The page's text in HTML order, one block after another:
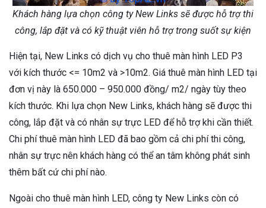
Khách hàng lựa chọn công ty New Links sẽ được hỗ trợ thi
công, lắp đặt và có kỹ thuật viên hỗ trợ trong suốt sự kiện
Hiện tại, New Links có dịch vụ cho thuê màn hình LED P3
với kích thước <= 10m2 và >10m2. Giá thuê màn hình LED tại
đơn vị này là 650.000 – 950.000 đồng/ m2/ ngày tùy theo
kích thước. Khi lựa chọn New Links, khách hàng sẽ được thi
công, lắp đặt và có nhân sự trực LED để hỗ trợ khi cần thiết.
Chi phí thuê màn hình LED đã bao gồm cả chi phí thi công,
nhân sự trực nên khách hàng có thể an tâm không phát sinh
thêm bất cứ chi phí nào.
Ngoài cho thuê màn hình LED, công ty New Links còn có